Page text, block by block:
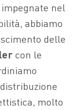
nel
abbiamo
delle
con le
molto